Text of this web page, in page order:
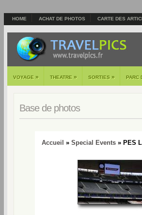
HOME ACHAT DE PHOTOS CARTE DES
VOYAGE » THEATRE » SORTIES » PARC
Base de photos
Accueil » Special Events » PES